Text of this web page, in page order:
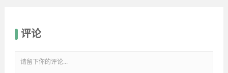
评论